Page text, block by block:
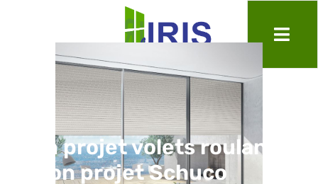
Mon projet volets roulants
– Mon projet Schuco